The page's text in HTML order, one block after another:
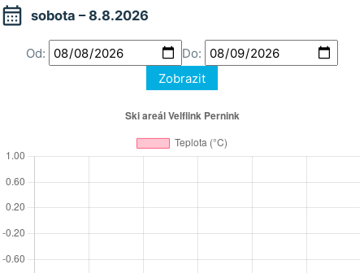
 sobota – 8.8.2026
Od:
Do:
Zobrazit